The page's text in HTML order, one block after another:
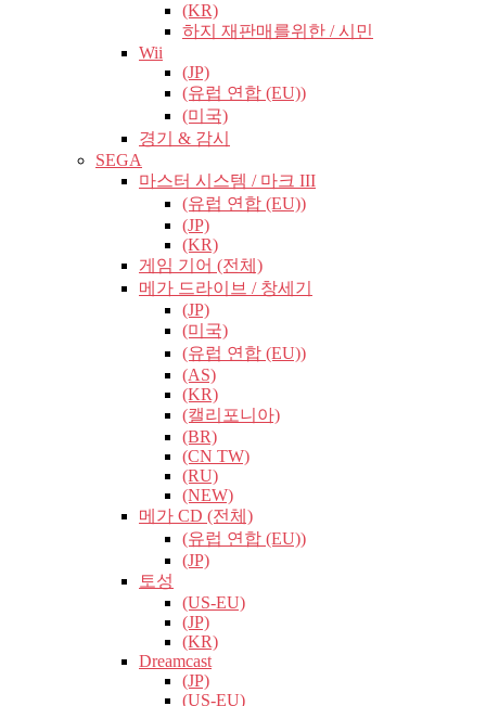
(KR)
하지 재판매를위한 / 시민
Wii
(JP)
(유럽​​ 연합 (EU))
(미국)
경기 & 감시
SEGA
마스터 시스템 / 마크 III
(유럽​​ 연합 (EU))
(JP)
(KR)
게임 기어 (전체)
메가 드라이브 / 창세기
(JP)
(미국)
(유럽​​ 연합 (EU))
(AS)
(KR)
(캘리포니아)
(BR)
(CN TW)
(RU)
(NEW)
메가 CD (전체)
(유럽​​ 연합 (EU))
(JP)
토성
(US-EU)
(JP)
(KR)
Dreamcast
(JP)
(US-EU)